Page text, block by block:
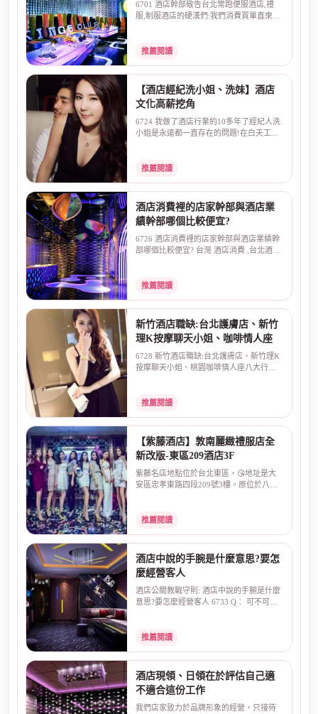
6701 酒店幹部敬告台北常跑便服酒店,禮
服,制服酒店的硬漢們:我們消費買單直來直
推薦閱讀
【酒店經紀洗小姐、洗妹】酒店
文化高薪挖角
6724 我做了酒店行業約10多年了經紀人洗
小姐是永遠都一直存在的問題!在白天工作
推薦閱讀
酒店消費裡的店家幹部與酒店業
績幹部哪個比較便宜?
6726 酒店消費裡的店家幹部與酒店業績幹
部哪個比較便宜? 台灣 酒店消費 ,台北酒店
推薦閱讀
新竹酒店職缺:台北護膚店、新竹
理K按摩聊天小姐、咖啡情人座
6728 新竹酒店職缺:台北護膚店、新竹理K
按摩聊天小姐、桃園咖啡情人座八大行
推薦閱讀
【紫藤酒店】敦南麗緻禮服店全
新改版-東區209酒店3F
紫藤名店地點位於台北東區，😘地址是大
安區忠孝東路四段209號3樓。原位於八德
推薦閱讀
酒店中說的手腕是什麼意思?要怎
麼經營客人
酒店公關教戰守則: 酒店中說的手腕是什麼
意思?要怎麼經營客人 6733 Q： 可不可以.
推薦閱讀
酒店現領、日領在於評估自己適
不適合這份工作
我們店家致力於品牌形象的經營，只接待